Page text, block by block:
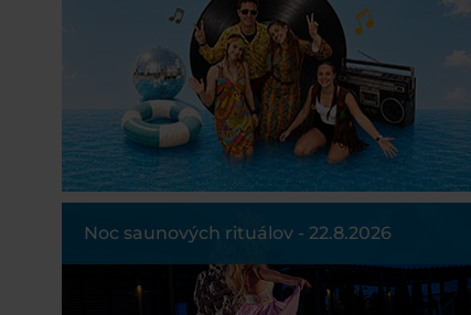
Noc saunových rituálov - 22.8.2026